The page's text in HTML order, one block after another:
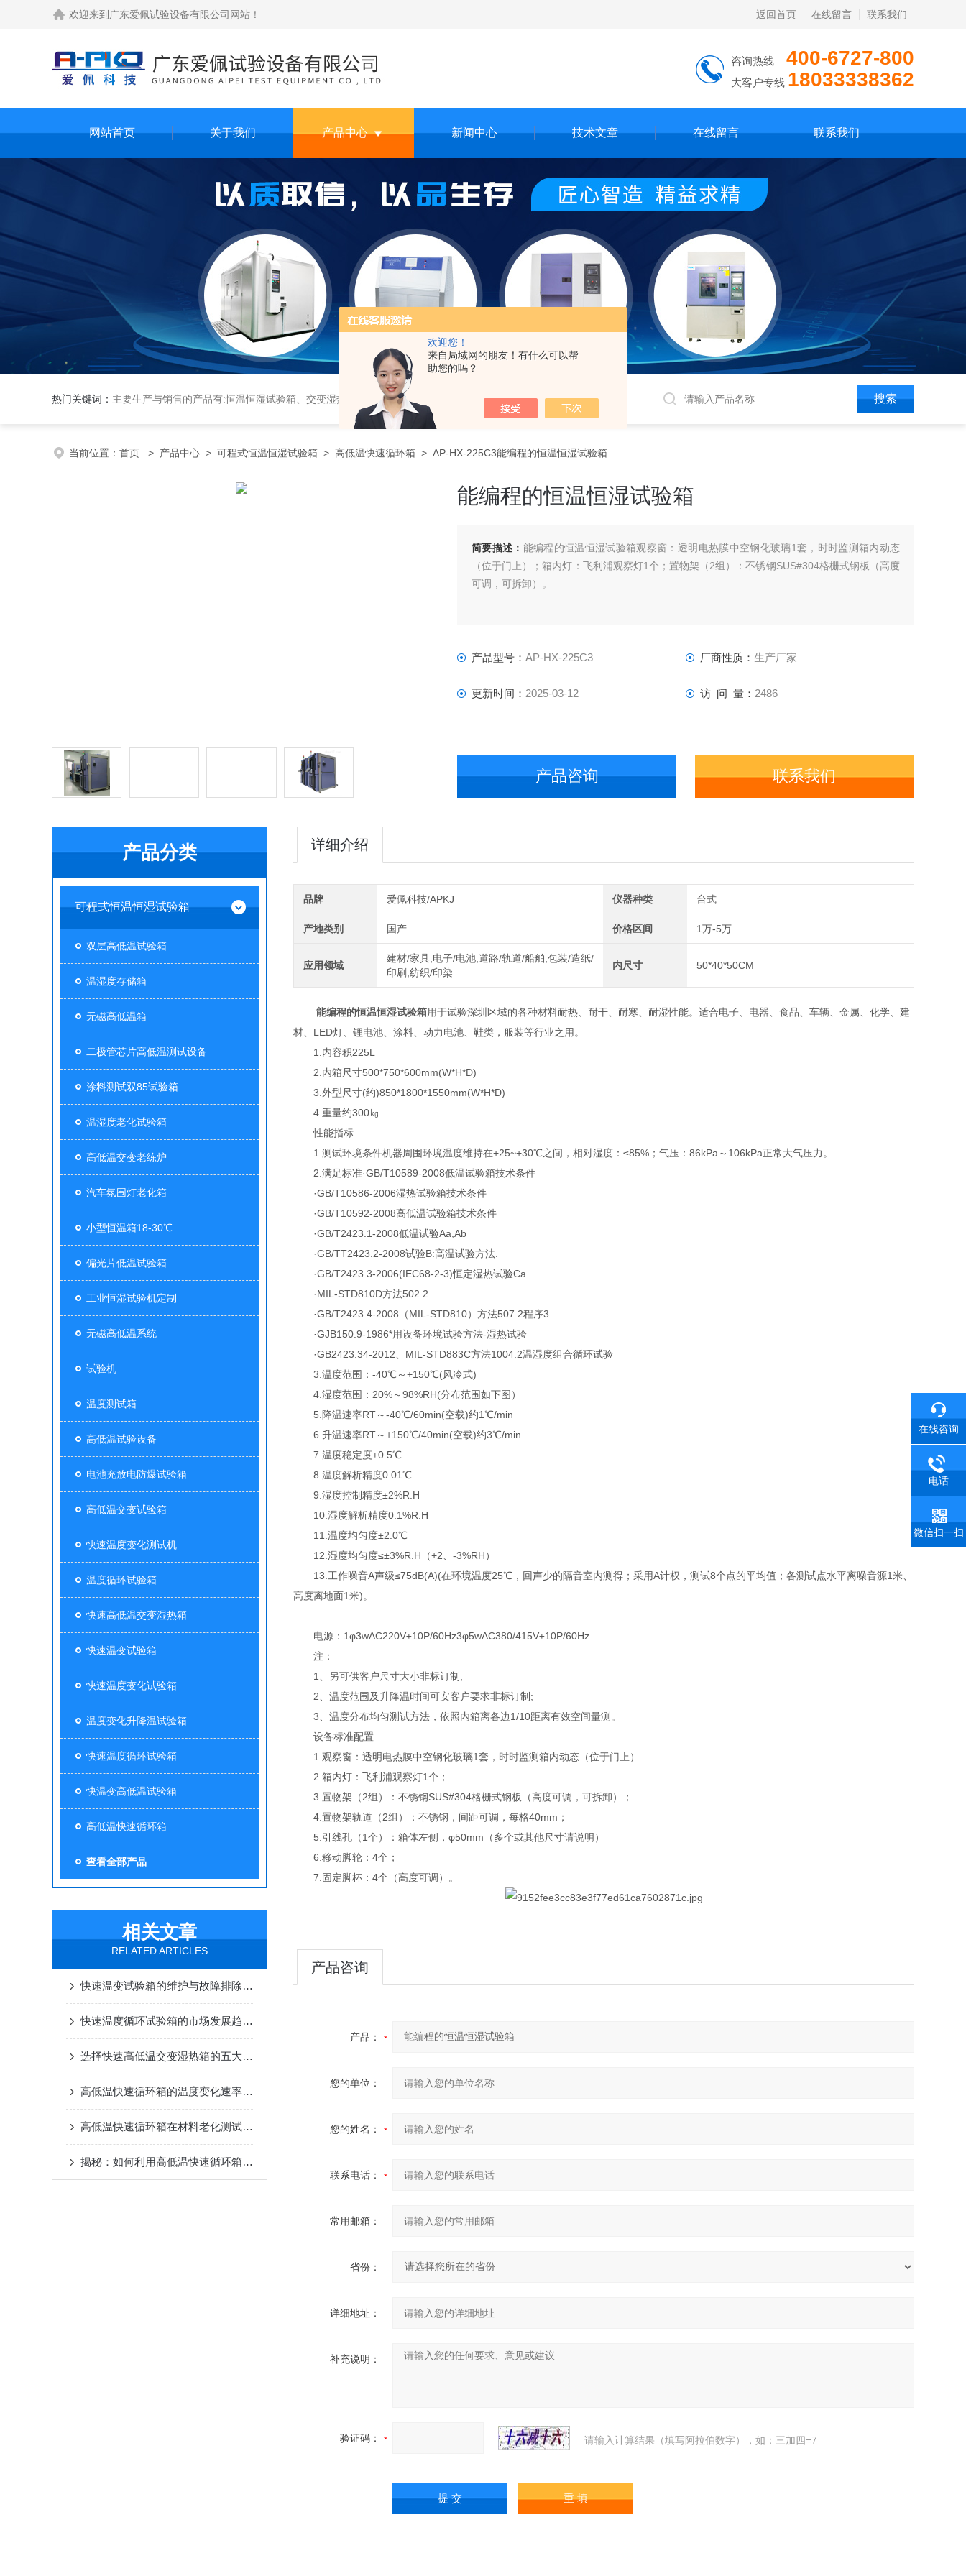
欢迎您！
来自局域网的朋友！有什么可以帮
助您的吗？
欢迎来到 广东爱佩试验设备有限公司网站 ！ 返回首页 在线留言 联系我们
咨询热线 400-6727-800
大客户专线 18033338362
网站首页 关于我们 产品中心 新闻中心 技术文章 在线留言 联系我们
热门关键词： 主要生产与销售的产品有:恒温恒湿试验箱、交变湿热试验箱、高低温交变试验箱、冷热冲击实验箱、紫外光试验箱、氙灯老化箱、恒温恒湿实验室、沙尘试验箱、淋雨试验箱、盐水喷雾试验箱、各种振动试验台、拉力试验机、蒸汽老化试验机、跌落试验机、插拔力试验机、按健寿命试验机、纸带耐磨擦试验机、工业烘烤箱
当前位置： 首页 > 产品中心 > 可程式恒温恒湿试验箱 > 高低温快速循环箱 > AP-HX-225C3能编程的恒温恒湿试验箱
能编程的恒温恒湿试验箱
简要描述： 能编程的恒温恒湿试验箱观察窗：透明电热膜中空钢化玻璃1套，时时监测箱内动态
（位于门上）；箱内灯：飞利浦观察灯1个；置物架（2组）：不锈钢SUS#304格栅式钢板（高度
可调，可拆卸）。
产品型号： AP-HX-225C3 厂商性质： 生产厂家
更新时间： 2025-03-12 访 问 量： 2486
产品咨询 联系我们
产品分类
可程式恒温恒湿试验箱
双层高低温试验箱
温湿度存储箱
无磁高低温箱
二极管芯片高低温测试设备
涂料测试双85试验箱
温湿度老化试验箱
高低温交变老练炉
汽车氛围灯老化箱
小型恒温箱18-30℃
偏光片低温试验箱
工业恒湿试验机定制
无磁高低温系统
试验机
温度测试箱
高低温试验设备
电池充放电防爆试验箱
高低温交变试验箱
快速温度变化测试机
温度循环试验箱
快速高低温交变湿热箱
快速温变试验箱
快速温度变化试验箱
温度变化升降温试验箱
快速温度循环试验箱
快温变高低温试验箱
高低温快速循环箱
查看全部产品
相关文章
RELATED ARTICLES
快速温变试验箱的维护与故障排除全解
快速温度循环试验箱的市场发展趋势与前瞻
选择快速高低温交变湿热箱的五大要点
高低温快速循环箱的温度变化速率测试方法
高低温快速循环箱在材料老化测试中的关键功能
揭秘：如何利用高低温快速循环箱优化产品质量
详细介绍
品牌 爱佩科技/APKJ 仪器种类 台式
产地类别 国产 价格区间 1万-5万
应用领域
建材/家具,电子/电池,道路/轨道/船舶,包装/造纸/
印刷,纺织/印染
内尺寸 50*40*50CM
能编程的恒温恒湿试验箱用于试验深圳区域的各种材料耐热、耐干、耐寒、耐湿性能。适合电子、电器、食品、车辆、金属、化学、建
材、LED灯、锂电池、涂料、动力电池、鞋类，服装等行业之用。
1.内容积225L
2.内箱尺寸500*750*600mm(W*H*D)
3.外型尺寸(约)850*1800*1550mm(W*H*D)
4.重量约300㎏
性能指标
1.测试环境条件机器周围环境温度维持在+25~+30℃之间，相对湿度：≤85%；气压：86kPa～106kPa正常大气压力。
2.满足标准·GB/T10589-2008低温试验箱技术条件
·GB/T10586-2006湿热试验箱技术条件
·GB/T10592-2008高低温试验箱技术条件
·GB/T2423.1-2008低温试验Aa,Ab
·GB/TT2423.2-2008试验B:高温试验方法.
·GB/T2423.3-2006(IEC68-2-3)恒定湿热试验Ca
·MIL-STD810D方法502.2
·GB/T2423.4-2008（MIL-STD810）方法507.2程序3
·GJB150.9-1986*用设备环境试验方法-湿热试验
·GB2423.34-2012、MIL-STD883C方法1004.2温湿度组合循环试验
3.温度范围：-40℃～+150℃(风冷式)
4.湿度范围：20%～98%RH(分布范围如下图）
5.降温速率RT～-40℃/60min(空载)约1℃/min
6.升温速率RT～+150℃/40min(空载)约3℃/min
7.温度稳定度±0.5℃
8.温度解析精度0.01℃
9.湿度控制精度±2%R.H
10.湿度解析精度0.1%R.H
11.温度均匀度±2.0℃
12.湿度均匀度≤±3%R.H（+2、-3%RH）
13.工作噪音A声级≤75dB(A)(在环境温度25℃，回声少的隔音室内测得；采用A计权，测试8个点的平均值；各测试点水平离噪音源1米、
高度离地面1米)。
电源：1φ3wAC220V±10P/60Hz3φ5wAC380/415V±10P/60Hz
注：
1、另可供客户尺寸大小非标订制;
2、温度范围及升降温时间可安客户要求非标订制;
3、温度分布均匀测试方法，依照内箱离各边1/10距离有效空间量测。
设备标准配置
1.观察窗：透明电热膜中空钢化玻璃1套，时时监测箱内动态（位于门上）
2.箱内灯：飞利浦观察灯1个；
3.置物架（2组）：不锈钢SUS#304格栅式钢板（高度可调，可拆卸）；
4.置物架轨道（2组）：不锈钢，间距可调，每格40mm；
5.引线孔（1个）：箱体左侧，φ50mm（多个或其他尺寸请说明）
6.移动脚轮：4个；
7.固定脚杯：4个（高度可调）。
产品咨询
产品：
您的单位：
您的姓名：
联系电话：
常用邮箱：
省份：
详细地址：
补充说明：
验证码： 请输入计算结果（填写阿拉伯数字），如：三加四=7
在线咨询
电话
微信扫一扫